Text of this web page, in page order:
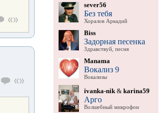
sever56
Без тебя
Хоралов Аркадий
Biss
Задорная песенка
Здравствуй, песня
Manama
Вокализ 9
Вокализы
ivanka-nik& karina59
Арго
Волшебный микрофон